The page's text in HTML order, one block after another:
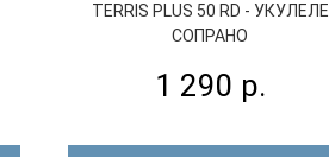
TERRIS PLUS 50 RD - УКУЛЕЛЕ
СОПРАНО
1 290 р.